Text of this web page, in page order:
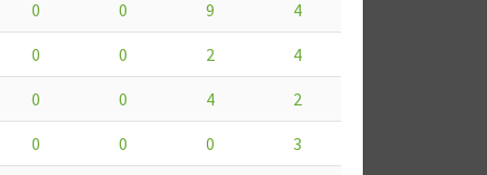
0 0 9 4
0 0 2 4
0 0 4 2
0 0 0 3